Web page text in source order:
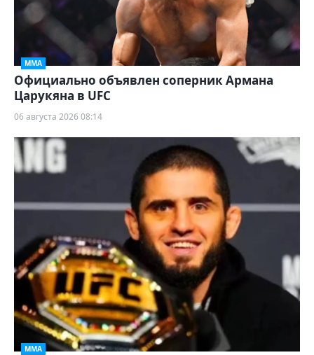
ММА
Официально объявлен соперник Армана
Царукяна в UFC
06 августа 2026 08:14
ММА